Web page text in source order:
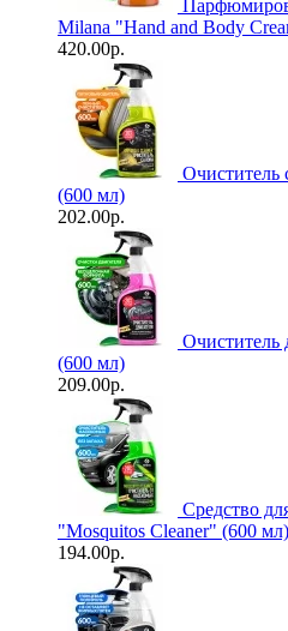
Milana "Hand and Body
420.00р.
Очиститель
(600 мл)
202.00р.
Очиститель
(600 мл)
209.00р.
Средство
"Mosquitos Cleaner" (600 мл)
194.00р.